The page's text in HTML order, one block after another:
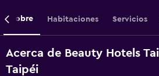
Sobre Habitaciones Servicios
Acerca de Beauty Hotels
Taipéi